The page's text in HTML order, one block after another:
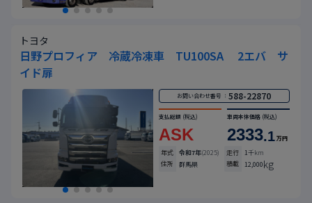
トヨタ
日野プロフィア 冷蔵冷凍車 TU100SA 2エバ サ
イド扉
お問い合わせ番号 ： 588-22870
支払総額 (税込)
ASK
車両本体価格 (税込)
2333.1万円
年式 令和7年(2025) 走行 1千km
積載
12,000kg
住所 群馬県